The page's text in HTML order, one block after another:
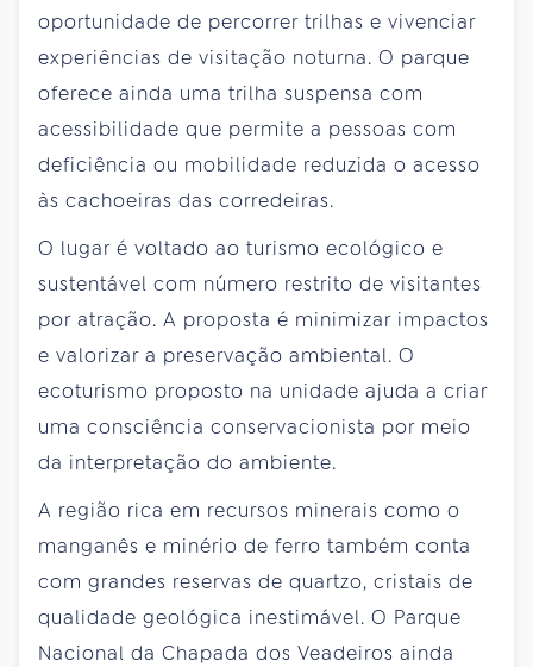
oportunidade de percorrer trilhas e vivenciar
experiências de visitação noturna. O parque
oferece ainda uma trilha suspensa com
acessibilidade que permite a pessoas com
deficiência ou mobilidade reduzida o acesso
às cachoeiras das corredeiras.
O lugar é voltado ao turismo ecológico e
sustentável com número restrito de visitantes
por atração. A proposta é minimizar impactos
e valorizar a preservação ambiental. O
ecoturismo proposto na unidade ajuda a criar
uma consciência conservacionista por meio
da interpretação do ambiente.
A região rica em recursos minerais como o
manganês e minério de ferro também conta
com grandes reservas de quartzo, cristais de
qualidade geológica inestimável. O Parque
Nacional da Chapada dos Veadeiros ainda